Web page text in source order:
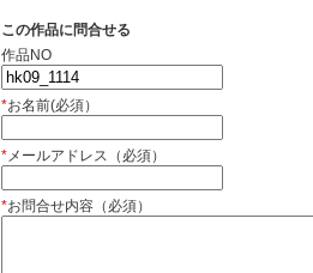
この作品に問合せる
作品NO
*お名前(必須）
*メールアドレス（必須）
*お問合せ内容（必須）